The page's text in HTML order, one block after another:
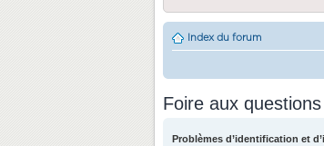
Index du forum
Foire aux
Problèmes d’identification et